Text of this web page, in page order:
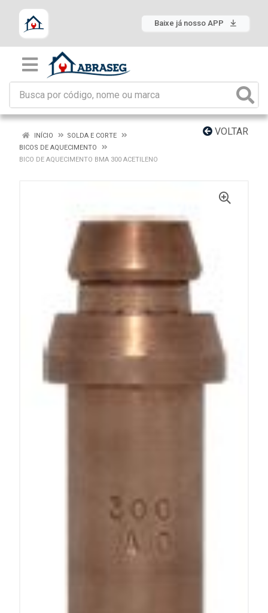
Baixe já nosso APP
VOLTAR
INÍCIO
SOLDA E CORTE
BICOS DE AQUECIMENTO
BICO DE AQUECIMENTO BMA 300 ACETILENO